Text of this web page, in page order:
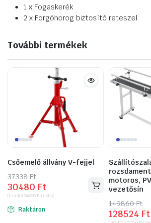
1 x Fogaskerék
2 x Forgóhorog biztosító reteszel
További termékek
Csőemelő állvány V-fejjel
37338Ft
Original
price
was:
37338 Ft.
30480 Ft
Current
price
is:
30480 Ft.
(bruttó)24000 Ft(nettó)
Raktáron
motoros,
vezetősín
149860Ft
Original
price
128524 Ft
Current
price